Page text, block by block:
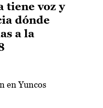
tiene voz y
dónde
a la
en Yuncos